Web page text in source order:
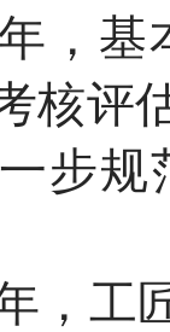
，
核评
步规
，工